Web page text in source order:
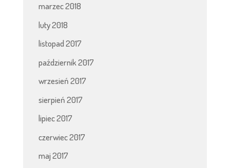
marzec 2018
luty 2018
listopad 2017
październik 2017
wrzesień 2017
sierpień 2017
lipiec 2017
czerwiec 2017
maj 2017